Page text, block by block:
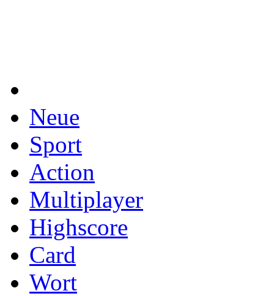
Neue
Sport
Action
Multiplayer
Highscore
Card
Wort